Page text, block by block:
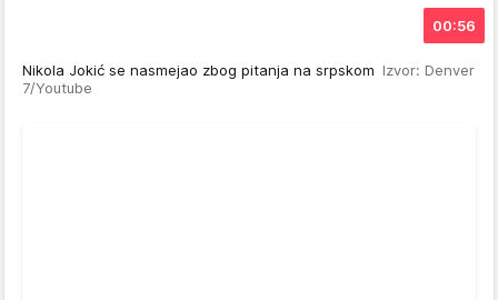
00:56
Nikola Jokić se nasmejao zbog pitanja na srpskom Izvor: Denver
7/Youtube